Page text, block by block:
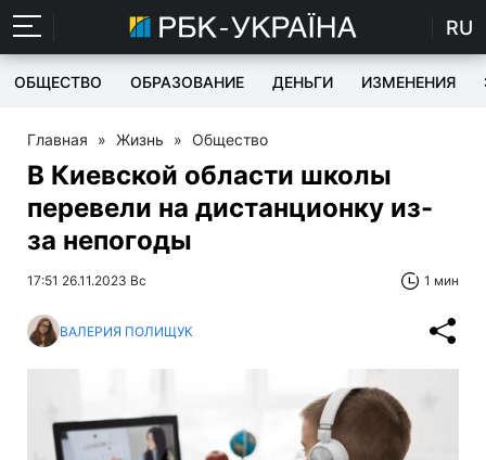
RU
ОБЩЕСТВО ОБРАЗОВАНИЕ ДЕНЬГИ ИЗМЕНЕНИЯ
Главная » Жизнь » Общество
В Киевской области школы
перевели на дистанционку из-
за непогоды
17:51 26.11.2023 Вс 1 мин
ВАЛЕРИЯ ПОЛИЩУК